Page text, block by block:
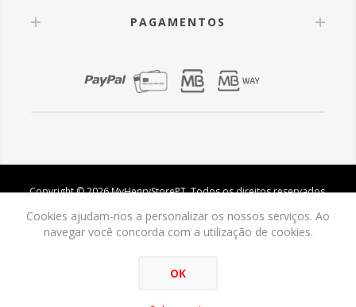
PAGAMENTOS
Copyright © 2026 MyHenryStorePT. Todos os direitos reservados.
Cookies ajudam-nos a personalizar os nossos serviços. Ao
navegar você concorda com a utilização de cookies.
OK